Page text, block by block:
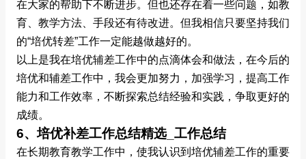
在大家的帮助下不断进步。但也还存在着一些问题，如教
育、教学方法、手段还有待改进。但我相信只要坚持我们
的“培优转差”工作一定能越做越好的。
以上是我在培优辅差工作中的点滴体会和做法，在今后的
培优和辅差工作中，我会更加努力，加强学习，提高工作
能力和工作效率，不断探索总结经验和实践，争取更好的
成绩。
6、培优补差工作总结精选_工作总结
在长期教育教学工作中，使我认识到培优辅差工作的重要